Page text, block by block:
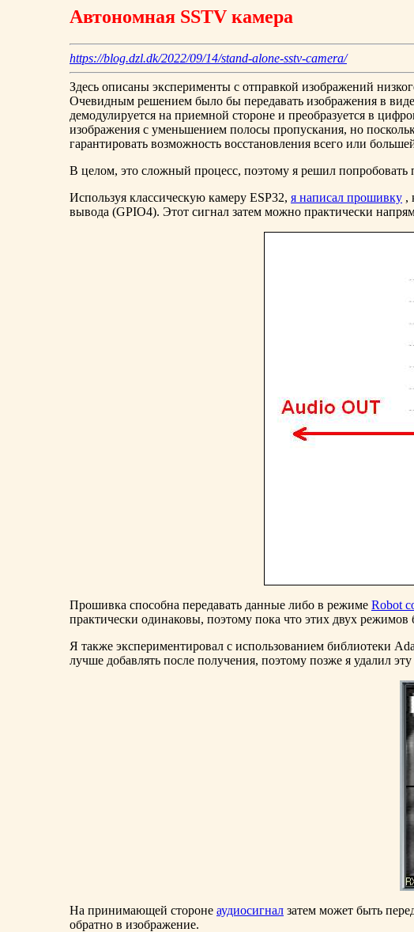
Автономная SSTV камера
https://blog.dzl.dk/2022/09/14/stand-alone-sstv-camera/
Здесь описаны эксперименты с отправкой изображений
Очевидным решением было бы передавать изображения в
демодулируется на приемной стороне и преобразуется в
изображения с уменьшением полосы пропускания, но
гарантировать возможность восстановления всего или
В целом, это сложный процесс, поэтому я решил
Используя классическую камеру ESP32, я написал прошивку ,
вывода (GPIO4). Этот сигнал затем можно практически
Прошивка способна передавать данные либо в режиме Robot
практически одинаковы, поэтому пока что этих двух режимов
Я также экспериментировал с использованием библиотеки
лучше добавлять после получения, поэтому позже я удалил
На принимающей стороне аудиосигнал затем может быть
обратно в изображение.